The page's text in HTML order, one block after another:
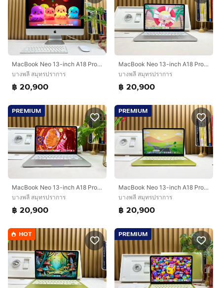
MacBook Neo 13-inch A18 Pro 2026 Ram8GB SSD256GB Citrus Apple Care 21 March 2027
บางพลี สมุทรปราการ
฿ 20,900
MacBook Neo 13-inch A18 Pro 2026 Ram8GB SSD256GB Silver Apple Care 24 April 2027
บางพลี สมุทรปราการ
฿ 20,900
PREMIUM
MacBook Neo 13-inch A18 Pro 2026 Ram8GB SSD256GB Silver Apple Care 24 April 2027
บางพลี สมุทรปราการ
฿ 20,900
PREMIUM
MacBook Neo 13-inch A18 Pro 2026 Ram8GB SSD256GB Citrus Apple Care 21 March 2027
บางพลี สมุทรปราการ
฿ 20,900
HOT PREMIUM